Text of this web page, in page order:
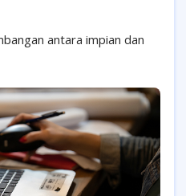
antara impian dan